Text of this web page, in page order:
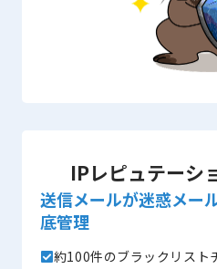
IPレピュテーシ
送信メールが迷惑メー
底管理
約100件のブラックリスト